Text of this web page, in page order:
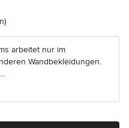
5 Sternen
arbeitet nur im
Wandbekleidungen.